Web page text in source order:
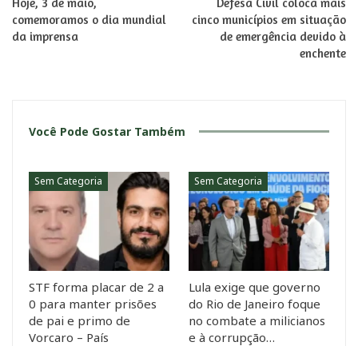
comemoramos o dia mundial
da imprensa
cinco municípios em situação
de emergência devido à
enchente
Você Pode Gostar Também
Sem Categoria
STF forma placar de 2 a
0 para manter prisões
de pai e primo de
Vorcaro – País
Sem Categoria
Lula exige que governo
do Rio de Janeiro foque
no combate a milicianos
e à corrupção…